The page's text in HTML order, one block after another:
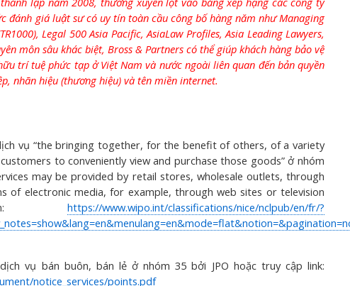
đánh giá luật sư có uy tín toàn cầu công bố hàng năm như Managing
Legal 500 Asia Pacific, AsiaLaw Profiles, Asia Leading Lawyers,
môn sâu khác biệt, Bross & Partners có thể giúp khách hàng bảo vệ
trí tuệ phức tạp ở Việt Nam và nước ngoài liên quan đến bản quyền
nhãn hiệu (thương hiệu) và tên miền internet.
vụ “the bringing together, for the benefit of others, of a variety
to conveniently view and purchase those goods” ở nhóm
may be provided by retail stores, wholesale outlets, through
of electronic media, for example, through web sites or television
https://www.wipo.int/classifications/nice/nclpub/en/fr/?
vụ bán buôn, bán lẻ ở nhóm 35 bởi JPO hoặc truy cập link:
notice_services/points.pdf